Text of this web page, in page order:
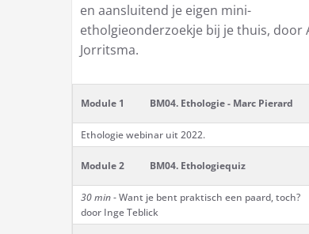
en aansluitend je eigen mini-
etholgieonderzoekje bij je thuis, door
Jorritsma.
Module 1 BM04. Ethologie - Marc Pierard
Ethologie webinar uit 2022.
Module 2 BM04. Ethologiequiz
30 min- Want je bent praktisch een paard, toch?
door Inge Teblick